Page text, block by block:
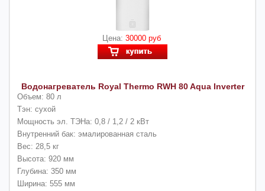
Цена: 30000 руб
Водонагреватель Royal Thermo RWH 80 Aqua Inverter
Объем: 80 л
Тэн: сухой
Мощность эл. ТЭНа: 0,8 / 1,2 / 2 кВт
Внутренний бак: эмалированная сталь
Вес: 28,5 кг
Высота: 920 мм
Глубина: 350 мм
Ширина: 555 мм